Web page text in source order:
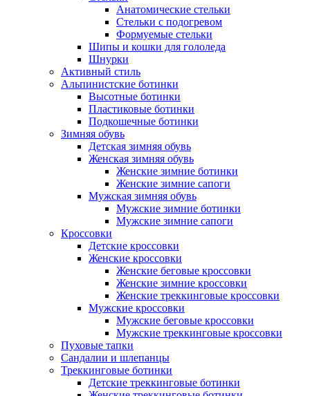
Анатомические стельки
Стельки с подогревом
Формуемые стельки
Шипы и кошки для гололеда
Шнурки
Активный стиль
Альпинистские ботинки
Высотные ботинки
Пластиковые ботинки
Подкошечные ботинки
Зимняя обувь
Детская зимняя обувь
Женская зимняя обувь
Женские зимние ботинки
Женские зимние сапоги
Мужская зимняя обувь
Мужские зимние ботинки
Мужские зимние сапоги
Кроссовки
Детские кроссовки
Женские кроссовки
Женские беговые кроссовки
Женские зимние кроссовки
Женские треккинговые кроссовки
Мужские кроссовки
Мужские беговые кроссовки
Мужские треккинговые кроссовки
Пуховые тапки
Сандалии и шлепанцы
Треккинговые ботинки
Детские треккинговые ботинки